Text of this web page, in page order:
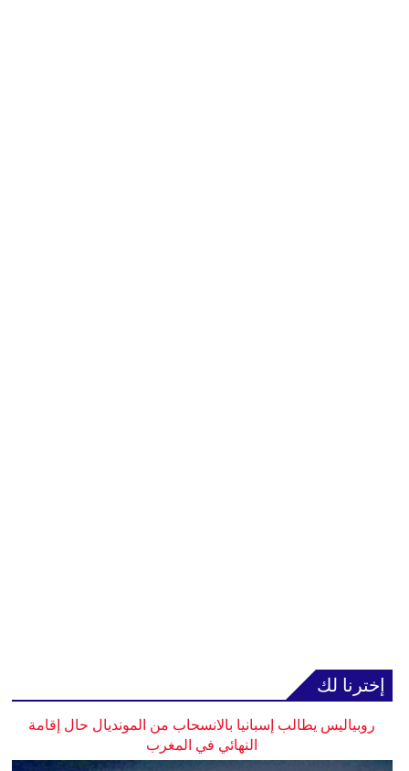
إخترنا لك
روبياليس يطالب إسبانيا بالانسحاب من المونديال حال إقامة
النهائي في المغرب